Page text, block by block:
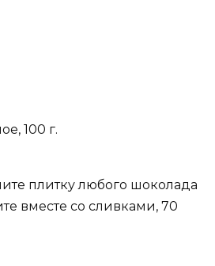
100 г.
плитку любого шоколада
вместе со сливками, 70